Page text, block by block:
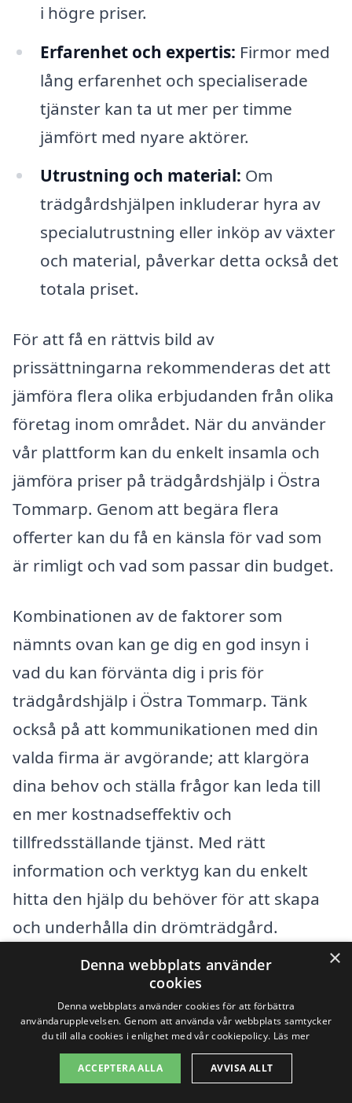
i högre priser.
Erfarenhet och expertis: Firmor med
lång erfarenhet och specialiserade
tjänster kan ta ut mer per timme
jämfört med nyare aktörer.
Utrustning och material: Om
trädgårdshjälpen inkluderar hyra av
specialutrustning eller inköp av växter
och material, påverkar detta också det
totala priset.
För att få en rättvis bild av
prissättningarna rekommenderas det att
jämföra flera olika erbjudanden från olika
företag inom området. När du använder
vår plattform kan du enkelt insamla och
jämföra priser på trädgårdshjälp i Östra
Tommarp. Genom att begära flera
offerter kan du få en känsla för vad som
är rimligt och vad som passar din budget.
Kombinationen av de faktorer som
nämnts ovan kan ge dig en god insyn i
vad du kan förvänta dig i pris för
trädgårdshjälp i Östra Tommarp. Tänk
också på att kommunikationen med din
valda firma är avgörande; att klargöra
dina behov och ställa frågor kan leda till
en mer kostnadseffektiv och
tillfredsställande tjänst. Med rätt
information och verktyg kan du enkelt
hitta den hjälp du behöver för att skapa
och underhålla din drömträdgård.
Få 3 erbjudanden, gratis och utan
förpliktelser
×
Denna webbplats använder
cookies
Denna webbplats använder cookies för att förbättra
användarupplevelsen. Genom att använda vår webbplats samtycker
du till alla cookies i enlighet med vår cookiepolicy. Läs mer
ACCEPTERA ALLA AVVISA ALLT